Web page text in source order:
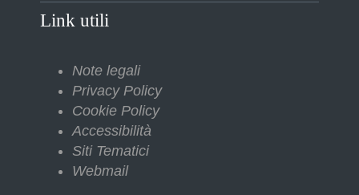
Link utili
Note legali
Privacy Policy
Cookie Policy
Accessibilità
Siti Tematici
Webmail